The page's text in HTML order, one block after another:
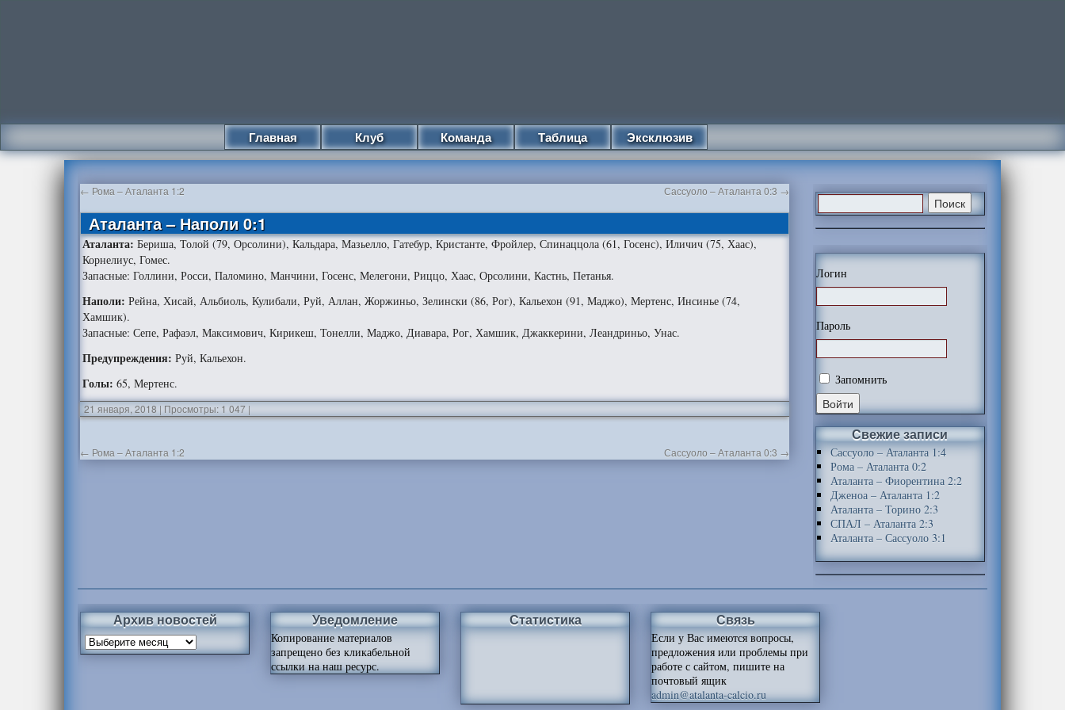
Главная Клуб Команда Таблица Эксклюзив
← Рома – Аталанта 1:2 Сассуоло – Аталанта 0:3 →
Аталанта – Наполи 0:1
Аталанта: Бериша, Толой (79, Орсолини), Кальдара, Мазьелло, Гатебур, Кристанте, Фройлер, Спинаццола (61, Госенс), Иличич (75, Хаас),
Корнелиус, Гомес.
Запасные: Голлини, Росси, Паломино, Манчини, Госенс, Мелегони, Риццо, Хаас, Орсолини, Кастнь, Петанья.
Наполи: Рейна, Хисай, Альбиоль, Кулибали, Руй, Аллан, Жоржиньо, Зелински (86, Рог), Кальехон (91, Маджо), Мертенс, Инсинье (74,
Хамшик).
Запасные: Сепе, Рафаэл, Максимович, Кирикеш, Тонелли, Маджо, Диавара, Рог, Хамшик, Джаккерини, Леандриньо, Унас.
Предупреждения: Руй, Кальехон.
Голы: 65, Мертенс.
21 января, 2018 | Просмотры: 1 047 |
← Рома – Аталанта 1:2 Сассуоло – Аталанта 0:3 →
Логин
Пароль
Запомнить
Свежие записи
Сассуоло – Аталанта 1:4
Рома – Аталанта 0:2
Аталанта – Фиорентина 2:2
Дженоа – Аталанта 1:2
Аталанта – Торино 2:3
СПАЛ – Аталанта 2:3
Аталанта – Сассуоло 3:1
Архив новостей Уведомление
Копирование материалов
запрещено без кликабельной
ссылки на наш ресурс.
Статистика Связь
Если у Вас имеются вопросы,
предложения или проблемы при
работе с сайтом, пишите на
почтовый ящик
admin@atalanta-calcio.ru